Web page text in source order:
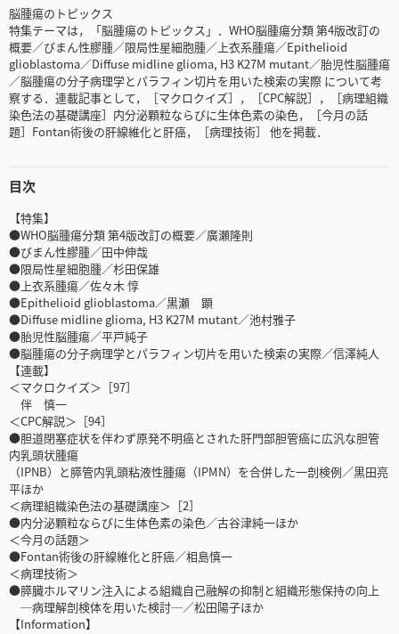
脳腫瘍のトピックス
特集テーマは，「脳腫瘍のトピックス」．WHO脳腫瘍分類 第4版改訂の
概要／びまん性膠腫／限局性星細胞腫／上衣系腫瘍／Epithelioid
glioblastoma／Diffuse midline glioma, H3 K27M mutant／胎児性脳腫瘍
／脳腫瘍の分子病理学とパラフィン切片を用いた検索の実際 について考
察する．連載記事として，［マクロクイズ］，［CPC解説］，［病理組織
染色法の基礎講座］内分泌顆粒ならびに生体色素の染色，［今月の話
題］Fontan術後の肝線維化と肝癌，［病理技術］ 他を掲載．
目次
【特集】
●WHO脳腫瘍分類 第4版改訂の概要／廣瀬隆則
●びまん性膠腫／田中伸哉
●限局性星細胞腫／杉田保雄
●上衣系腫瘍／佐々木 惇
●Epithelioid glioblastoma／黒瀬 顕
●Diffuse midline glioma, H3 K27M mutant／池村雅子
●胎児性脳腫瘍／平戸純子
●脳腫瘍の分子病理学とパラフィン切片を用いた検索の実際／信澤純人
【連載】
＜マクロクイズ＞［97］
伴 慎一
＜CPC解説＞［94］
●胆道閉塞症状を伴わず原発不明癌とされた肝門部胆管癌に広汎な胆管
内乳頭状腫瘍
（IPNB）と膵管内乳頭粘液性腫瘍（IPMN）を合併した一剖検例／黒田亮
平ほか
＜病理組織染色法の基礎講座＞［2］
●内分泌顆粒ならびに生体色素の染色／古谷津純一ほか
＜今月の話題＞
●Fontan術後の肝線維化と肝癌／相島慎一
＜病理技術＞
●膵臓ホルマリン注入による組織自己融解の抑制と組織形態保持の向上
─病理解剖検体を用いた検討─／松田陽子ほか
【Information】